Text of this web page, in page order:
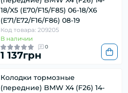
18/X5 (E70/F15/F85) 06-18/X6
(E71/E72/F16/F86) 08-19
Код товара: 209205
В наличии
0
1 137грн
Колодки тормозные
(передние) BMW X4 (F26) 14-